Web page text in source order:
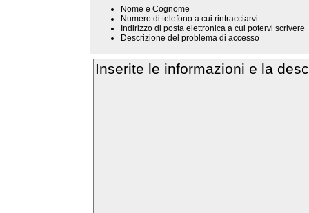
Nome e Cognome
Numero di telefono a cui rintracciarvi
Indirizzo di posta elettronica a cui potervi scrivere
Descrizione del problema di accesso